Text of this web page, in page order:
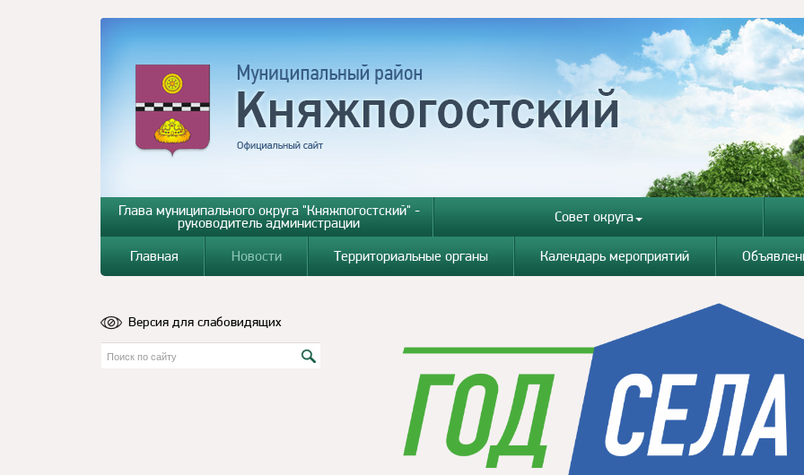
Глава муниципального округа "Княжпогостский" -
руководитель администрации Совет округа
Главная Новости Территориальные органы Календарь мероприятий
Версия для слабовидящих